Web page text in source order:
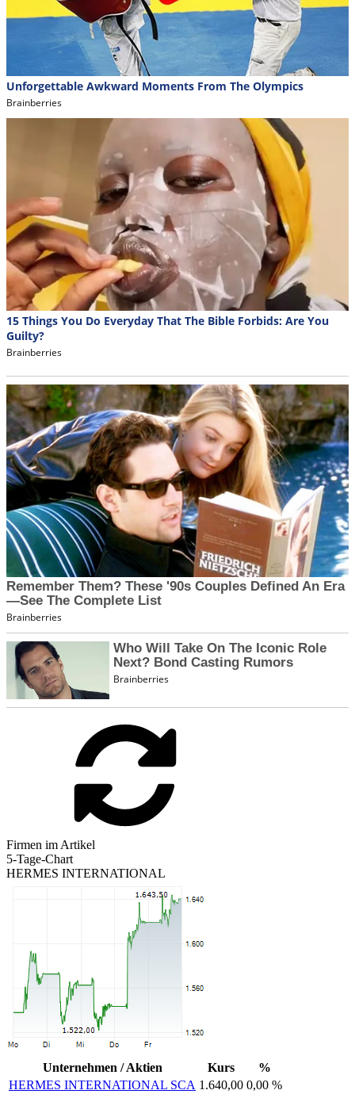
Firmen im Artikel
5-Tage-Chart
HERMES INTERNATIONAL
Unternehmen / Aktien Kurs
%
HERMES INTERNATIONAL SCA 1.640,00 0,00 %